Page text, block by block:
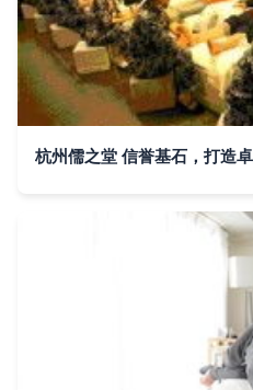
杭州儒之堂 信誉基石，打造